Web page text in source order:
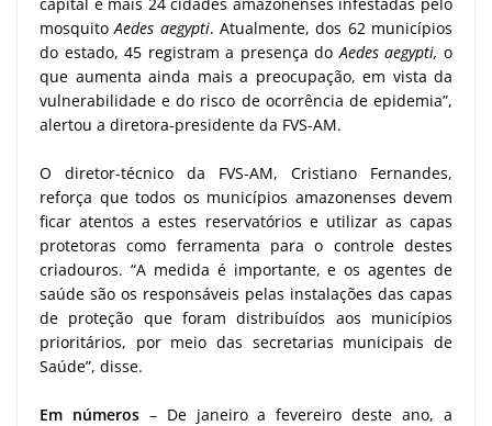
mosquitoAedes aegypti. Atualmente, dos 62 municípios
do estado, 45 registram a presença do Aedes aegypti, o
que aumenta ainda mais a preocupação, em vista da
vulnerabilidade e do risco de ocorrência de epidemia”,
alertou a diretora-presidente da FVS-AM.
O diretor-técnico da FVS-AM, Cristiano Fernandes,
reforça que todos os municípios amazonenses devem
ficar atentos a estes reservatórios e utilizar as capas
protetoras como ferramenta para o controle destes
criadouros. “A medida é importante, e os agentes de
saúde são os responsáveis pelas instalações das capas
de proteção que foram distribuídos aos municípios
prioritários, por meio das secretarias municipais de
Saúde”, disse.
Em números– De janeiro a fevereiro deste ano, a